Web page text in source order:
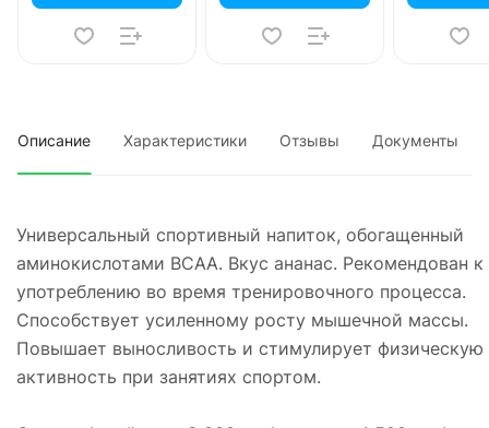
Описание Характеристики Отзывы Документы
Универсальный спортивный напиток, обогащенный
аминокислотами ВСАА. Вкус ананас. Рекомендован к
употреблению во время тренировочного процесса.
Способствует усиленному росту мышечной массы.
Повышает выносливость и стимулирует физическую
активность при занятиях спортом.